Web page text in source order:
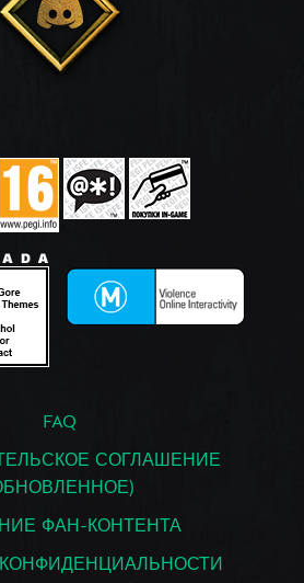
FAQ
СОГЛАШЕНИЕ
ФАН-КОНТЕНТА